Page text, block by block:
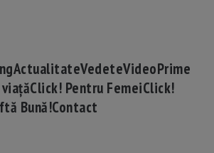
ActualitateVedeteVideoPrime
Click! Pentru FemeiClick!
Bună!Contact